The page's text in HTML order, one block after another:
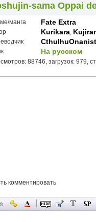
sama Oppai
манга Fate Extra
Kurikara,
CthulhuOnanist
На русском
88746, загрузок: 979,
комментировать